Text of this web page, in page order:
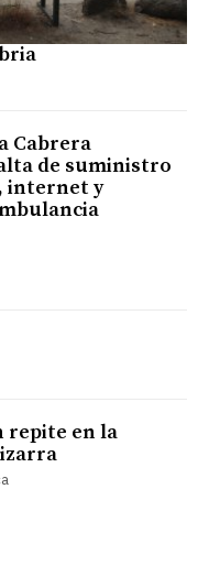
Cabrera
de suministro
internet y
repite en la